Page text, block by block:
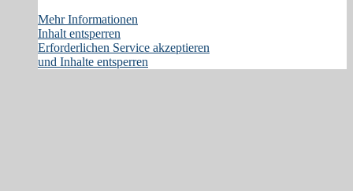
Mehr Informationen
Inhalt entsperren
Erforderlichen Service akzeptieren
und Inhalte entsperren